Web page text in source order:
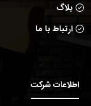
بلاگ
ارتباط با ما
اطلاعات شرکت